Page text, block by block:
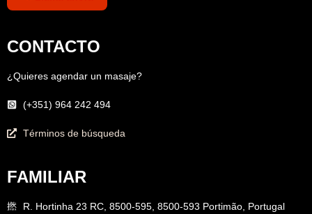
CONTACTO
¿Quieres agendar un masaje?
(+351) 964 242 494
Términos de búsqueda
FAMILIAR
R. Hortinha 23 RC, 8500-595, 8500-593 Portimão, Portugal